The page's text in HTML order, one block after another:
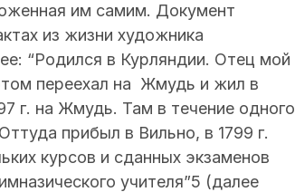
им самим. Документ
из жизни художника
“Родился в Курляндии. Отец мой
переехал на Жмудь и жил в
г. на Жмудь. Там в течение одного
прибыл в Вильно, в 1799 г.
курсов и сданных экзаменов
учителя”5 (далее